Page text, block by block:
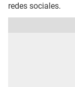
redes sociales.